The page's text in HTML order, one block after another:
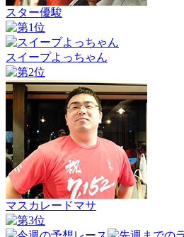
スター優駿
スイープよっちゃん
マスカレードマサ